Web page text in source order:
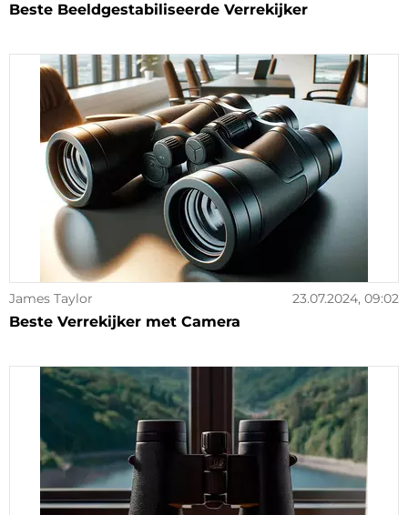
Beste Beeldgestabiliseerde Verrekijker
James Taylor 23.07.2024, 09:02
Beste Verrekijker met Camera